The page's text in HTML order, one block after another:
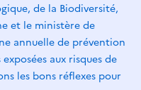
de la Biodiversité,
et le ministère de
annuelle de prévention
aux risques de
les bons réflexes pour